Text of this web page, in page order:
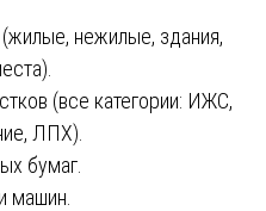
нежилые, здания,
(все категории: ИЖС,
ЛПХ).
бумаг.
машин.